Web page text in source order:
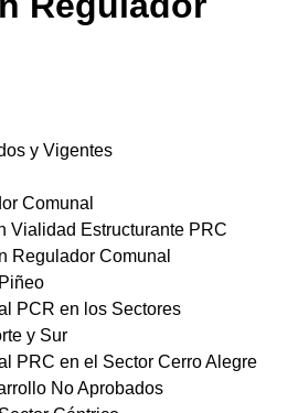
y Vigentes
Comunal
Vialidad Estructurante PRC
Regulador Comunal
PCR en los Sectores
y Sur
PRC en el Sector Cerro Alegre
No Aprobados